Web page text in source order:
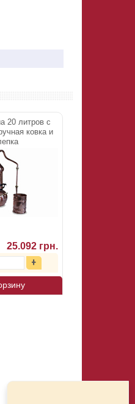
20 литров с
ковка и
25.092 грн.